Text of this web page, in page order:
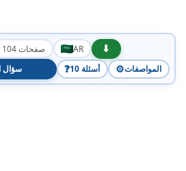
104 صفحات AR
⬇
سؤال ❓ 10 أسئلة ⚙️المواصفات